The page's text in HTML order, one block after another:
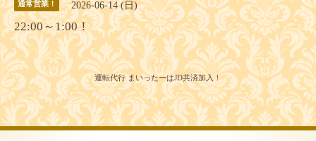
通常営業！ 2026-06-14 (日)
22:00～1:00！
運転代行 まいったーはJD共済加入！